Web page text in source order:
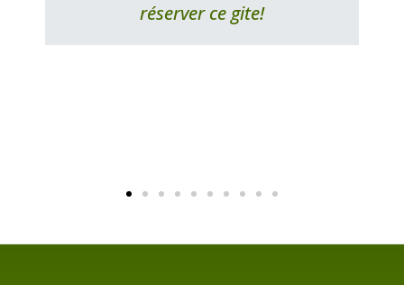
réserver ce gite!